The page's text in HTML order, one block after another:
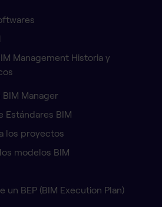
Management Historia y
Manager
Estándares BIM
los proyectos
modelos BIM
un BEP (BIM Execution Plan)